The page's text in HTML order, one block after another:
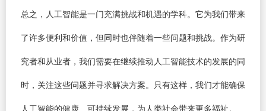
总之，人工智能是一门充满挑战和机遇的学科。它为我们带来
了许多便利和价值，但同时也伴随着一些问题和挑战。作为研
究者和从业者，我们需要在继续推动人工智能技术的发展的同
时，关注这些问题并寻求解决方案。只有这样，我们才能确保
人工智能的健康、可持续发展，为人类社会带来更多福祉。